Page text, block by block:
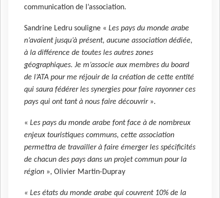
communication de l’association.
Sandrine Ledru souligne « Les pays du monde arabe
n’avaient jusqu’à présent, aucune association dédiée,
à la différence de toutes les autres zones
géographiques. Je m’associe aux membres du board
de l’ATA pour me réjouir de la création de cette entité
qui saura fédérer les synergies pour faire rayonner ces
pays qui ont tant à nous faire découvrir».
« Les pays du monde arabe font face à de nombreux
enjeux touristiques communs, cette association
permettra de travailler à faire émerger les spécificités
de chacun des pays dans un projet commun pour la
région », Olivier Martin-Dupray
« Les états du monde arabe qui couvrent 10% de la